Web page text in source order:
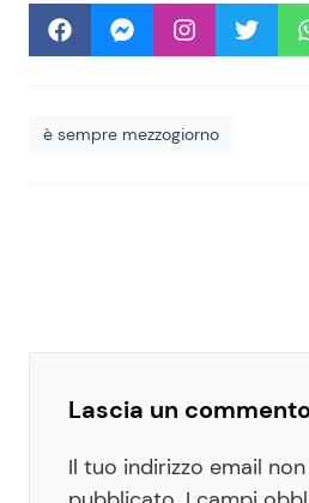
è sempre mezzogiorno
Lascia un commento
Il tuo indirizzo email